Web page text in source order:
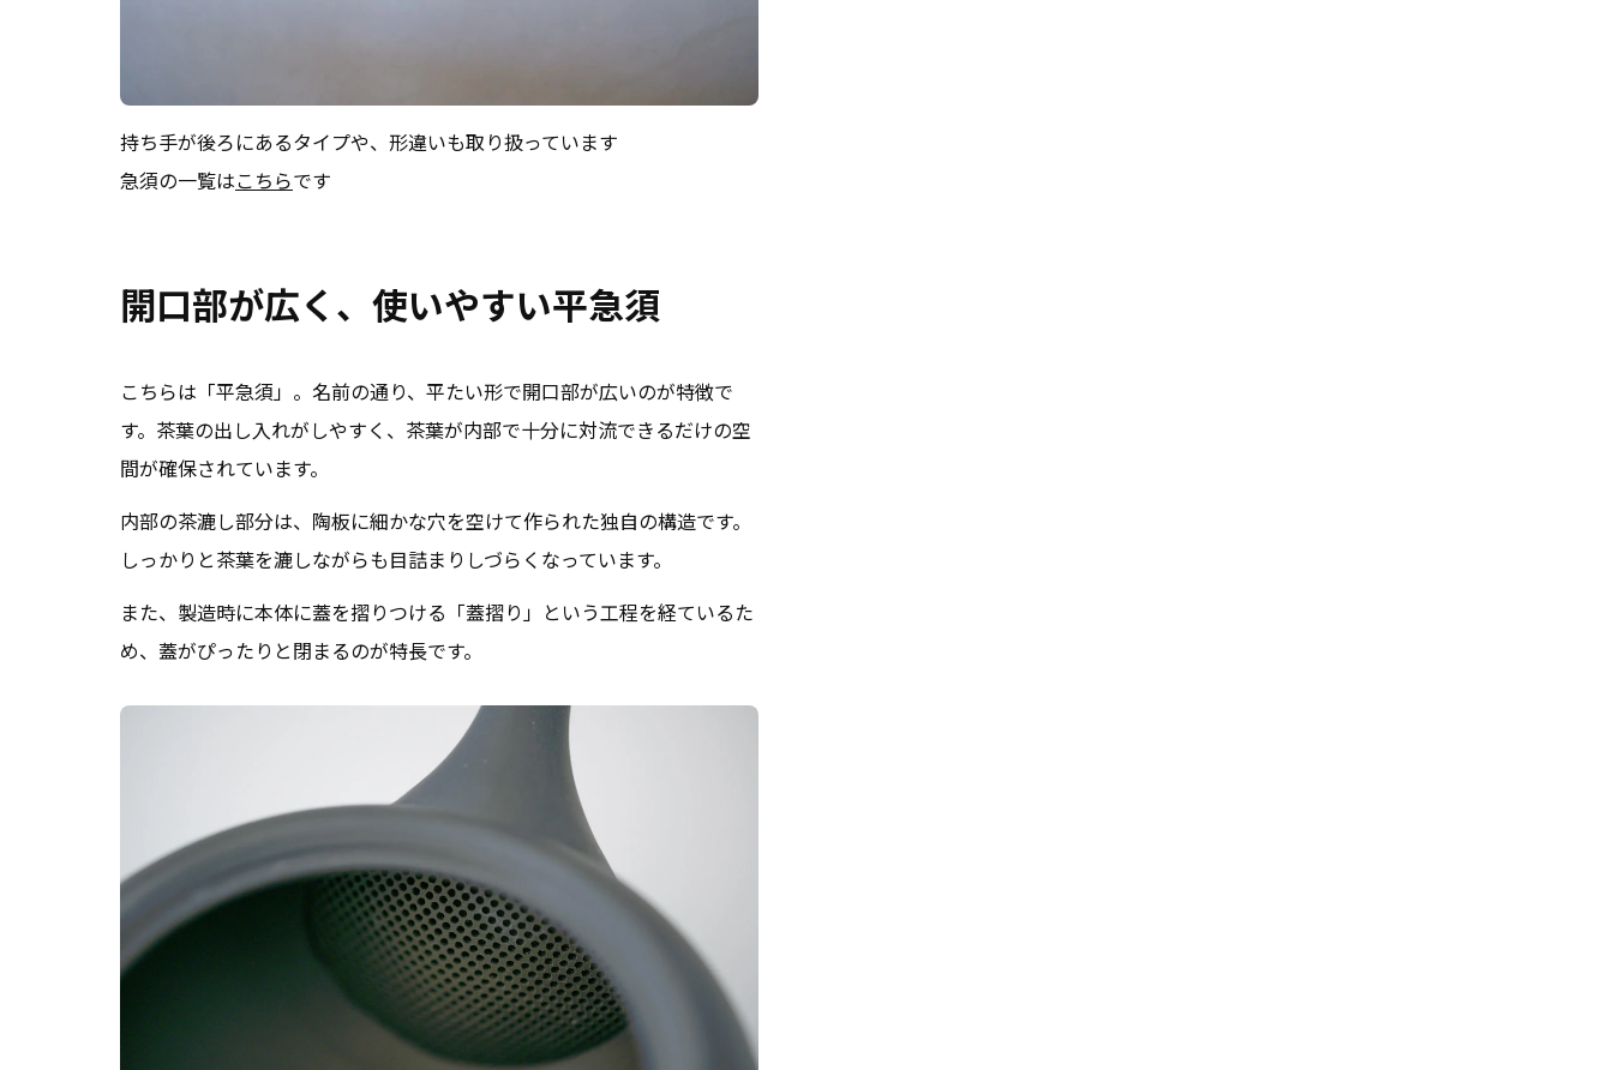
持ち手が後ろにあるタイプや、形違いも取り扱っています
急須の一覧はこちらです
開口部が広く、使いやすい平急須
こちらは「平急須」。名前の通り、平たい形で開口部が広いのが特徴で
す。茶葉の出し入れがしやすく、茶葉が内部で十分に対流できるだけの空
間が確保されています。
内部の茶漉し部分は、陶板に細かな穴を空けて作られた独自の構造です。
しっかりと茶葉を漉しながらも目詰まりしづらくなっています。
また、製造時に本体に蓋を摺りつける「蓋摺り」という工程を経ているた
め、蓋がぴったりと閉まるのが特長です。